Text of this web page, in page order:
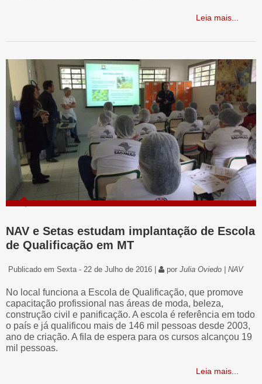
Leia mais...
NAV e Setas estudam implantação de Escola
de Qualificação em MT
Publicado em Sexta - 22 de Julho de 2016 | por Julia Oviedo | NAV
No local funciona a Escola de Qualificação, que promove
capacitação profissional nas áreas de moda, beleza,
construção civil e panificação. A escola é referência em todo
o país e já qualificou mais de 146 mil pessoas desde 2003,
ano de criação. A fila de espera para os cursos alcançou 19
mil pessoas.
Leia mais...